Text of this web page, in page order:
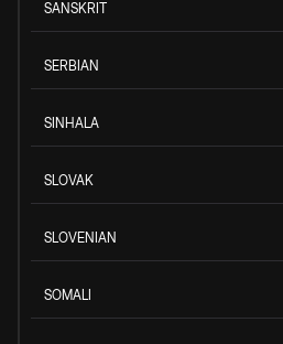
SANSKRIT
SERBIAN
SINHALA
SLOVAK
SLOVENIAN
SOMALI